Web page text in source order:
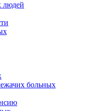
людей
больных